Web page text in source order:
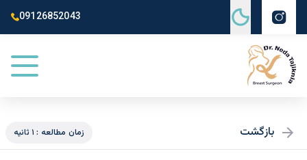
09126852043
بازگشت زمان مطالعه : ۱ ثانیه